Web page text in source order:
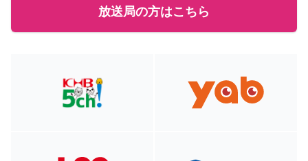
放送局の方はこちら